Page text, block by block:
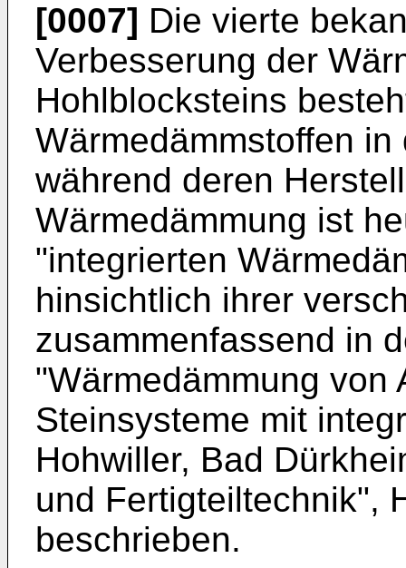
[0007] Die vierte
Verbesserung der
Hohlblocksteins
Wärmedämmstoffen
während deren
Wärmedämmung ist
"integrierten
hinsichtlich ihrer
zusammenfassend in
"Wärmedämmung von
Steinsysteme mit
Hohwiller, Bad
und Fertigteiltechnik",
beschrieben.